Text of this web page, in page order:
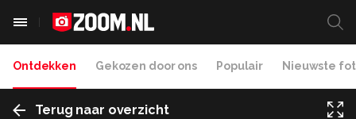
Ontdekken Gekozen door ons Populair Nieuwste
Terug naar overzicht